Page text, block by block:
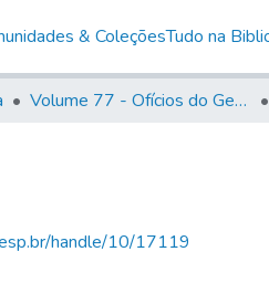
& ColeçõesTudo na
Volume 77 - Ofícios do General Martim Lopes Lobo de Saldanha (Governador da Capitania): 1776-1777
handle/10/17119